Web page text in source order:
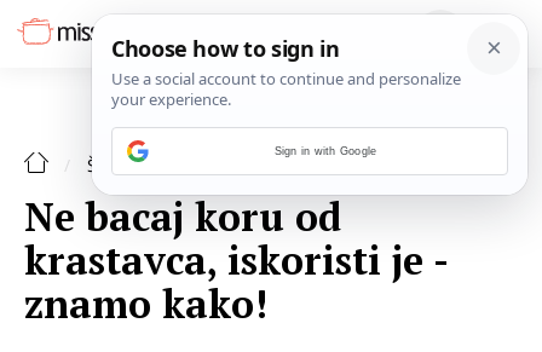
ŠPAJZA
Ne bacaj koru od
krastavca, iskoristi je -
znamo kako!
Sign in with Google